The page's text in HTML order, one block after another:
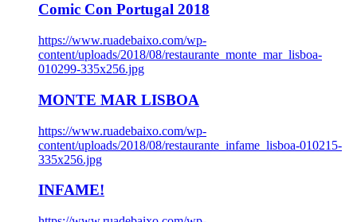
Comic Con Portugal 2018
https://www.ruadebaixo.com/wp-
content/uploads/2018/08/restaurante_monte_mar_lisboa-
010299-335x256.jpg
MONTE MAR LISBOA
https://www.ruadebaixo.com/wp-
content/uploads/2018/08/restaurante_infame_lisboa-010215-
335x256.jpg
INFAME!